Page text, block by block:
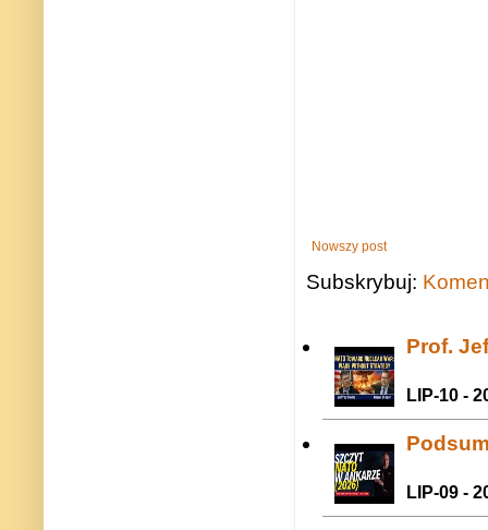
Nowszy post
Subskrybuj:
Prof.
LIP-10 -
LIP-09 -